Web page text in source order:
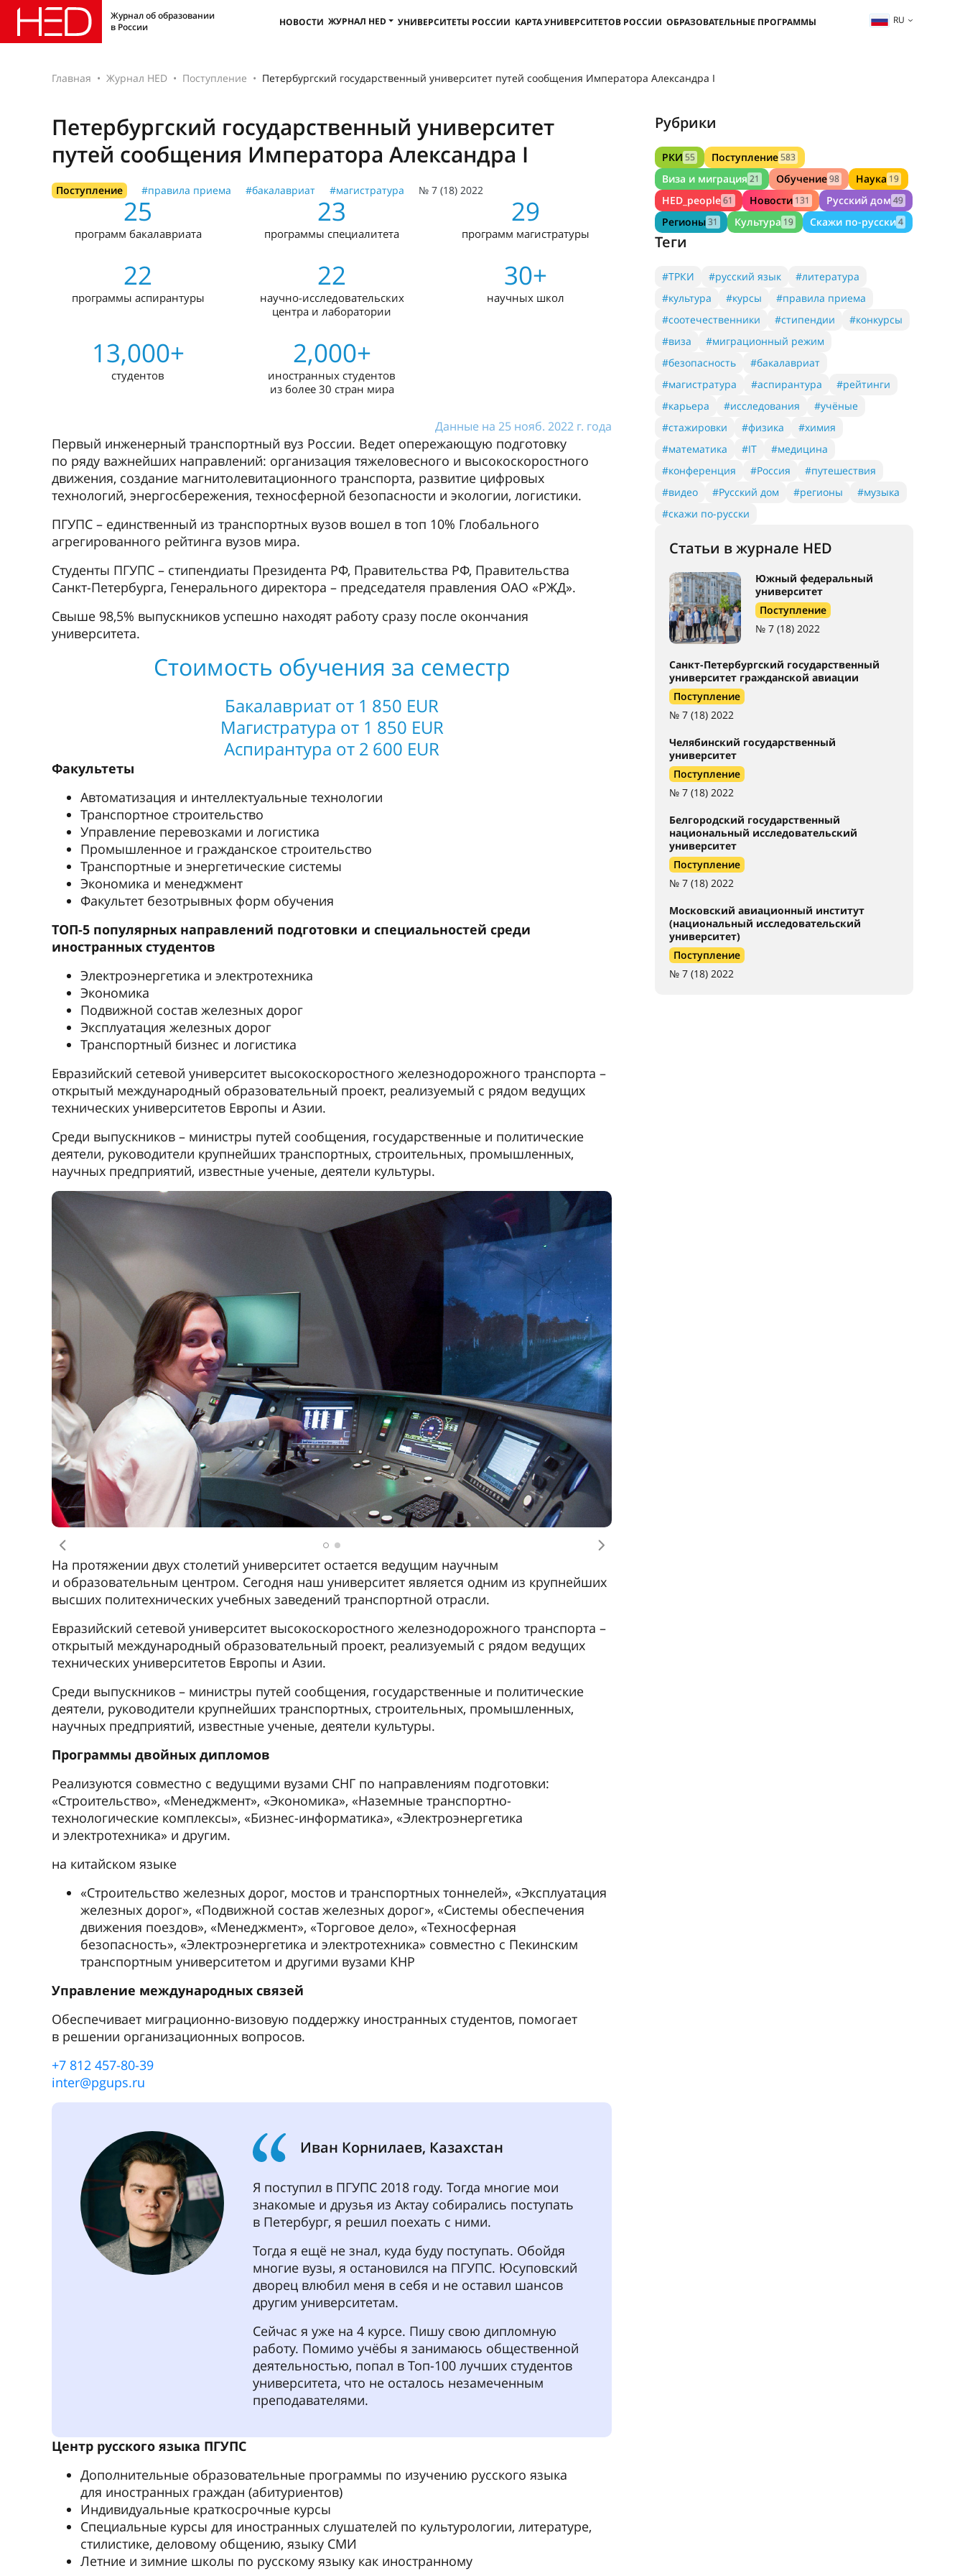
Журнал об образовании
в России
НОВОСТИ ЖУРНАЛ HED УНИВЕРСИТЕТЫ РОССИИ КАРТА УНИВЕРСИТЕТОВ РОССИИ ОБРАЗОВАТЕЛЬНЫЕ ПРОГРАММЫ RU
Главная Журнал HED Поступление Петербургский государственный университет путей сообщения Императора Александра I
Петербургский государственный университет
путей сообщения Императора Александра I
Поступление #правила приема #бакалавриат #магистратура № 7 (18) 2022
25
программ бакалавриата
23
программы специалитета
29
программ магистратуры
22
программы аспирантуры
22
научно-исследовательских
центра и лаборатории
30+
научных школ
13,000+
студентов
2,000+
иностранных студентов
из более 30 стран мира
Данные на 25 нояб. 2022 г. года
Первый инженерный транспортный вуз России. Ведет опережающую подготовку
по ряду важнейших направлений: организация тяжеловесного и высокоскоростного
движения, создание магнитолевитационного транспорта, развитие цифровых
технологий, энергосбережения, техносферной безопасности и экологии, логистики.
ПГУПС – единственный из транспортных вузов вошел в топ 10% Глобального
агрегированного рейтинга вузов мира.
Студенты ПГУПС – стипендиаты Президента РФ, Правительства РФ, Правительства
Санкт-Петербурга, Генерального директора – председателя правления ОАО «РЖД».
Свыше 98,5% выпускников успешно находят работу сразу после окончания
университета.
Стоимость обучения за семестр
Бакалавриат от 1 850 EUR
Магистратура от 1 850 EUR
Аспирантура от 2 600 EUR
Факультеты
Автоматизация и интеллектуальные технологии
Транспортное строительство
Управление перевозками и логистика
Промышленное и гражданское строительство
Транспортные и энергетические системы
Экономика и менеджмент
Факультет безотрывных форм обучения
ТОП-5 популярных направлений подготовки и специальностей среди
иностранных студентов
Электроэнергетика и электротехника
Экономика
Подвижной состав железных дорог
Эксплуатация железных дорог
Транспортный бизнес и логистика
Евразийский сетевой университет высокоскоростного железнодорожного транспорта –
открытый международный образовательный проект, реализуемый с рядом ведущих
технических университетов Европы и Азии.
Среди выпускников – министры путей сообщения, государственные и политические
деятели, руководители крупнейших транспортных, строительных, промышленных,
научных предприятий, известные ученые, деятели культуры.
Предыдущее Следующее
На протяжении двух столетий университет остается ведущим научным
и образовательным центром. Сегодня наш университет является одним из крупнейших
высших политехнических учебных заведений транспортной отрасли.
Евразийский сетевой университет высокоскоростного железнодорожного транспорта –
открытый международный образовательный проект, реализуемый с рядом ведущих
технических университетов Европы и Азии.
Среди выпускников – министры путей сообщения, государственные и политические
деятели, руководители крупнейших транспортных, строительных, промышленных,
научных предприятий, известные ученые, деятели культуры.
Программы двойных дипломов
Реализуются совместно с ведущими вузами СНГ по направлениям подготовки:
«Строительство», «Менеджмент», «Экономика», «Наземные транспортно-
технологические комплексы», «Бизнес-информатика», «Электроэнергетика
и электротехника» и другим.
на китайском языке
«Строительство железных дорог, мостов и транспортных тоннелей», «Эксплуатация
железных дорог», «Подвижной состав железных дорог», «Системы обеспечения
движения поездов», «Менеджмент», «Торговое дело», «Техносферная
безопасность», «Электроэнергетика и электротехника» совместно с Пекинским
транспортным университетом и другими вузами КНР
Управление международных связей
Обеспечивает миграционно-визовую поддержку иностранных студентов, помогает
в решении организационных вопросов.
+7 812 457-80-39
inter@pgups.ru
Иван Корнилаев, Казахстан
знакомые и друзья из Актау собирались поступать
в Петербург, я решил поехать с ними.
Тогда я ещё не знал, куда буду поступать. Обойдя
многие вузы, я остановился на ПГУПС. Юсуповский
дворец влюбил меня в себя и не оставил шансов
другим университетам.
работу. Помимо учёбы я занимаюсь общественной
деятельностью, попал в Топ-100 лучших студентов
Центр русского языка ПГУПС
Дополнительные образовательные программы по изучению русского языка
для иностранных граждан (абитуриентов)
Индивидуальные краткосрочные курсы
Специальные курсы для иностранных слушателей по культурологии, литературе,
стилистике, деловому общению, языку СМИ
Летние и зимние школы по русскому языку как иностранному
Стоимость обучения в месяц от 180 €
Рубрики
РКИ 55 Поступление583
Виза и миграция 21 Обучение98 Наука 19
HED_people61 Новости 131 Русский дом 49
Регионы31 Культура 19 Скажи по-русски4
Теги
#ТРКИ #русский язык
#литература
#культура
#курсы
#правила приема
#соотечественники
#стипендии
#конкурсы
#виза
#миграционный режим
#безопасность
#бакалавриат
#магистратура
#аспирантура
#рейтинги
#карьера
#исследования
#учёные
#стажировки
#физика
#химия
#математика
#IT
#медицина
#конференция
#Россия
#путешествия
#видео
#Русский дом #регионы
#музыка
#скажи по-русски
Статьи в журнале HED
Южный федеральный
университет
Поступление
№ 7 (18) 2022
Санкт-Петербургский государственный
университет гражданской авиации
Поступление
№ 7 (18) 2022
Челябинский государственный
университет
Поступление
№ 7 (18) 2022
Белгородский государственный
национальный исследовательский
университет
Поступление
№ 7 (18) 2022
Московский авиационный институт
(национальный исследовательский
университет)
Поступление
№ 7 (18) 2022